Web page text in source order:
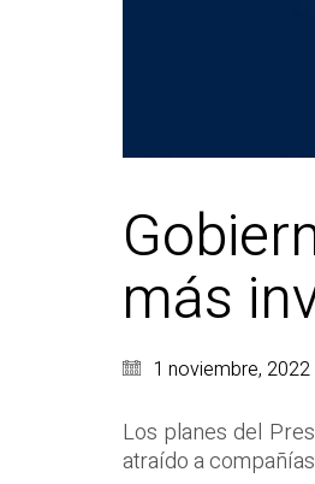
más
1 noviembre, 2022
Los planes del
atraído a